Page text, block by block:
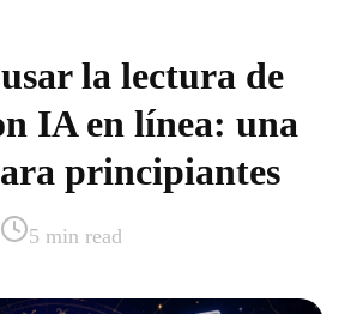
la lectura de
IA en línea: una
principiantes
5 min read